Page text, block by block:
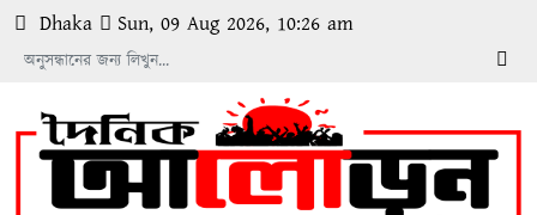
Dhaka Sun, 09 Aug 2026, 10:26 am